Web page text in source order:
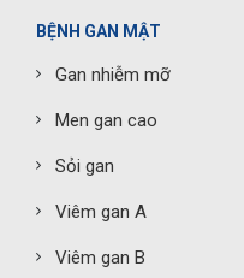
BỆNH GAN MẬT
Gan nhiễm mỡ
Men gan cao
Sỏi gan
Viêm gan A
Viêm gan B